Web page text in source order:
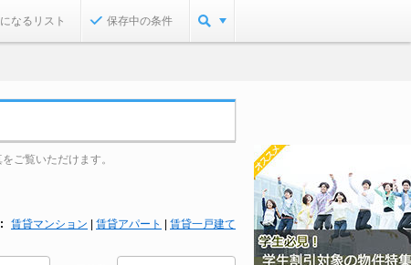
なるリスト 保存中の条件
ご覧いただけます。
賃貸マンション 賃貸アパート 賃貸一戸建て